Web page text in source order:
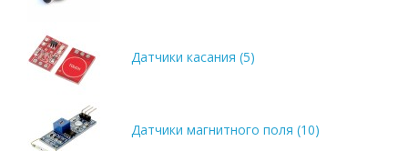
Датчики касания (5)
Датчики магнитного поля (10)